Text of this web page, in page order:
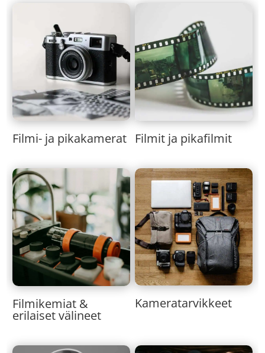
Filmi- ja pikakamerat Filmit ja pikafilmit
Filmikemiat &
erilaiset välineet
Kameratarvikkeet